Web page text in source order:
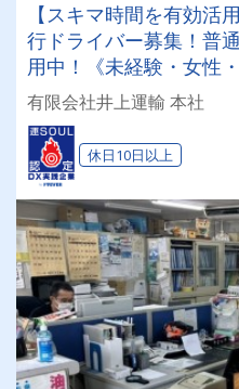
【スキマ時間を有効活
行ドライバー募集！普
用中！《未経験・女性
周年の安定企業で、あ
か？一種免許応募OK！
働き方をご相談ください
有限会社井上運輸 本社
休日10日以上